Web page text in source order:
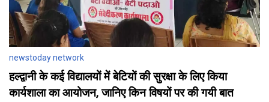
newstoday network
हल्द्वानी के कई विद्यालयों में बेटियों की सुरक्षा के लिए किया
कार्यशाला का आयोजन, जानिए किन विषयों पर की गयी बात